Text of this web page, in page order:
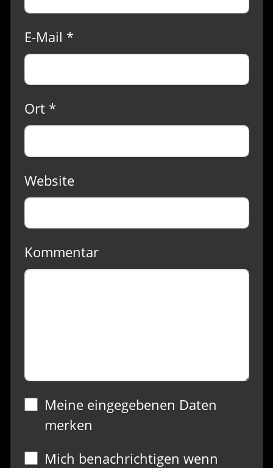
E-Mail *
Ort *
Website
Kommentar
Meine eingegebenen Daten
merken
Mich benachrichtigen wenn